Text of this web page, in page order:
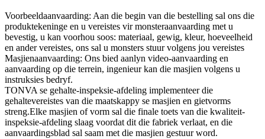
Voorbeeldaanvaarding: Aan die begin van die bestelling sal ons die
produktekeninge en u vereistes vir monsteraanvaarding met u
bevestig, u kan voorhou soos: materiaal, gewig, kleur, hoeveelheid
en ander vereistes, ons sal u monsters stuur volgens jou vereistes
Masjienaanvaarding: Ons bied aanlyn video-aanvaarding en
aanvaarding op die terrein, ingenieur kan die masjien volgens u
instruksies bedryf.
TONVA se gehalte-inspeksie-afdeling implementeer die
gehaltevereistes van die maatskappy se masjien en gietvorms
streng.Elke masjien of vorm sal die finale toets van die kwaliteit-
inspeksie-afdeling slaag voordat dit die fabriek verlaat, en die
aanvaardingsblad sal saam met die masjien gestuur word.